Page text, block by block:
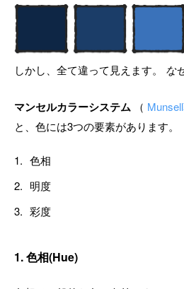
しかし、全て違って見えます。 な
マンセルカラーシステム （
と、色には3つの要素があります。
色相
明度
彩度
1. 色相(Hue)